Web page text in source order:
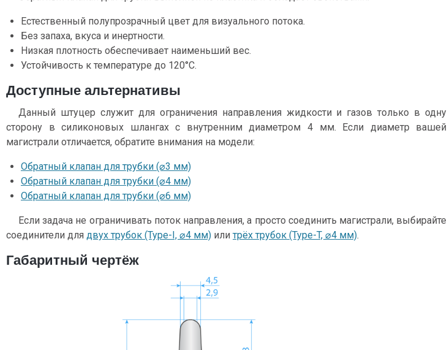
Естественный полупрозрачный цвет для визуального потока.
Без запаха, вкуса и инертности.
Низкая плотность обеспечивает наименьший вес.
Устойчивость к температуре до 120°C.
Доступные альтернативы
Данный штуцер служит для ограничения направления жидкости и газов только в одну
сторону в силиконовых шлангах с внутренним диаметром 4 мм. Если диаметр вашей
магистрали отличается, обратите внимания на модели:
Обратный клапан для трубки (⌀3 мм)
Обратный клапан для трубки (⌀4 мм)
Обратный клапан для трубки (⌀6 мм)
Если задача не ограничивать поток направления, а просто соединить магистрали, выбирайте
соединители для двух трубок (Type-I, ⌀4 мм) или трёх трубок (Type-T, ⌀4 мм).
Габаритный чертёж